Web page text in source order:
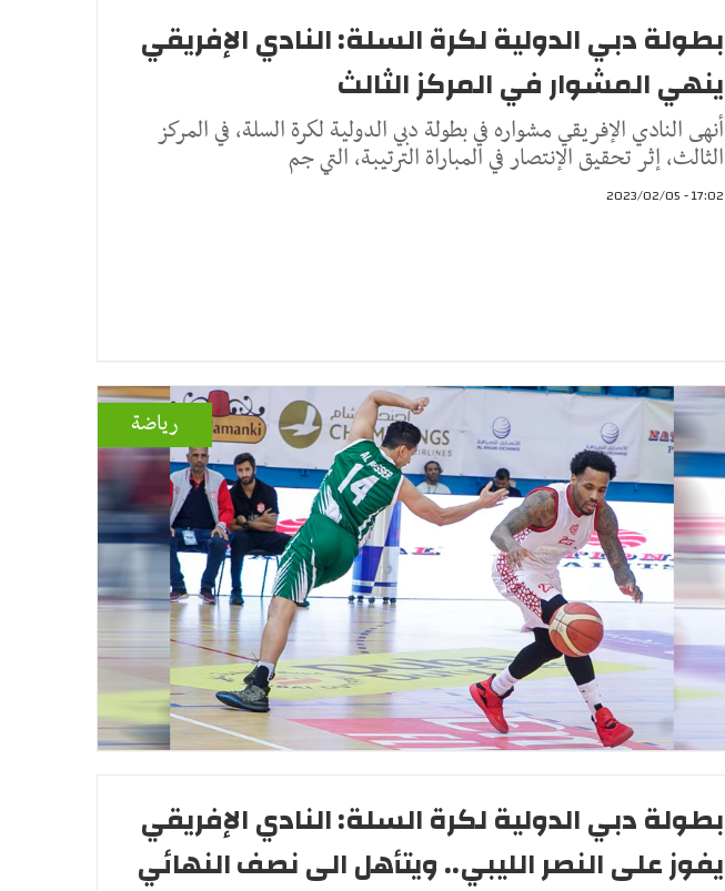
بطولة دبي الدولية لكرة السلة: النادي الإفريقي
ينهي المشوار في المركز الثالث
أنهى النادي الإفريقي مشواره في بطولة دبي الدولية لكرة السلة، في المركز
الثالث، إثر تحقيق الإنتصار في المباراة الترتيبة، التي جم
17:02 - 2023/02/05
رياضة
بطولة دبي الدولية لكرة السلة: النادي الإفريقي
يفوز على النصر الليبي.. ويتأهل الى نصف النهائي